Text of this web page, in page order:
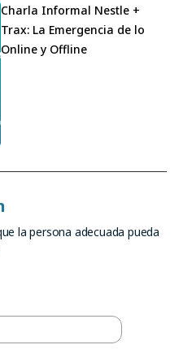
Charla Informal Nestle +
Trax: La Emergencia de lo
Online y Offline
la persona adecuada pueda